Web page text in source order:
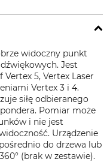
widoczny punkt
Jest
5, Vertex Laser
Vertex 3 i 4.
siłę odbieranego
Pomiar może
i nie jest
Urządzenie
do drzewa lub
(brak w zestawie).